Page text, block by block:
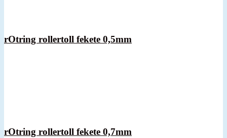
rOtring rollertoll fekete 0,5mm
rOtring rollertoll fekete 0,7mm